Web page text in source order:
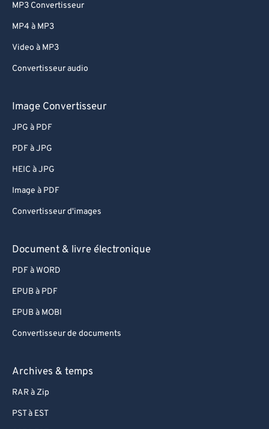
MP3 Convertisseur
MP4 à MP3
Video à MP3
Convertisseur audio
Image Convertisseur
JPG à PDF
PDF à JPG
HEIC à JPG
Image à PDF
Convertisseur d'images
Document & livre électronique
PDF à WORD
EPUB à PDF
EPUB à MOBI
Convertisseur de documents
Archives & temps
RAR à Zip
PST à EST